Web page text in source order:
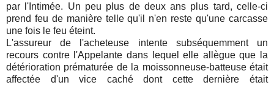
par l'Intimée. Un peu plus de deux ans plus tard, celle-ci
prend feu de manière telle qu'il n'en reste qu'une carcasse
une fois le feu éteint.
L'assureur de l'acheteuse intente subséquemment un
recours contre l'Appelante dans lequel elle allègue que la
détérioration prématurée de la moissonneuse-batteuse était
affectée d'un vice caché dont cette dernière était